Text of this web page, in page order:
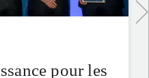
pour les